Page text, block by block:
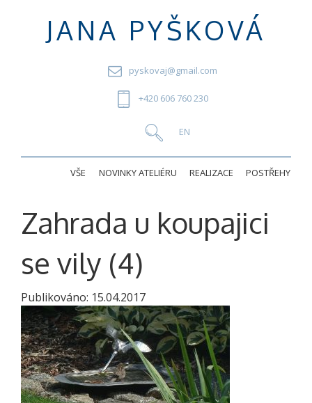
JANA PYŠKOVÁ
pyskovaj@gmail.com
+420 606 760 230
VŠE NOVINKY ATELIÉRU REALIZACE POSTŘEHY
Zahrada u koupajici
se vily (4)
Publikováno: 15.04.2017